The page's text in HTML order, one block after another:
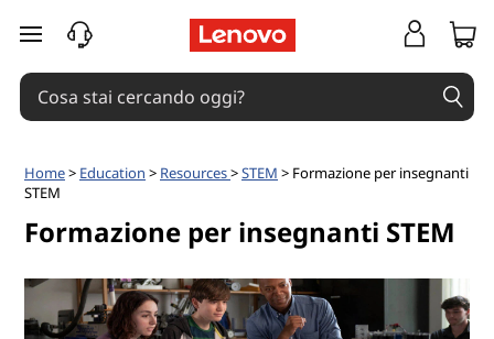
o
m
passa a contenuto principale
Home> Education > Resources>STEM > Formazione per insegnanti
STEM
Formazione per insegnanti STEM